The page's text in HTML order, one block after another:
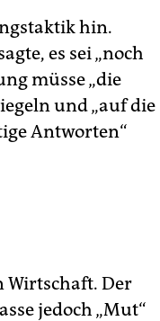
hin.
es sei „noch
müsse „die
und „auf die
Antworten“
Wirtschaft. Der
jedoch „Mut“